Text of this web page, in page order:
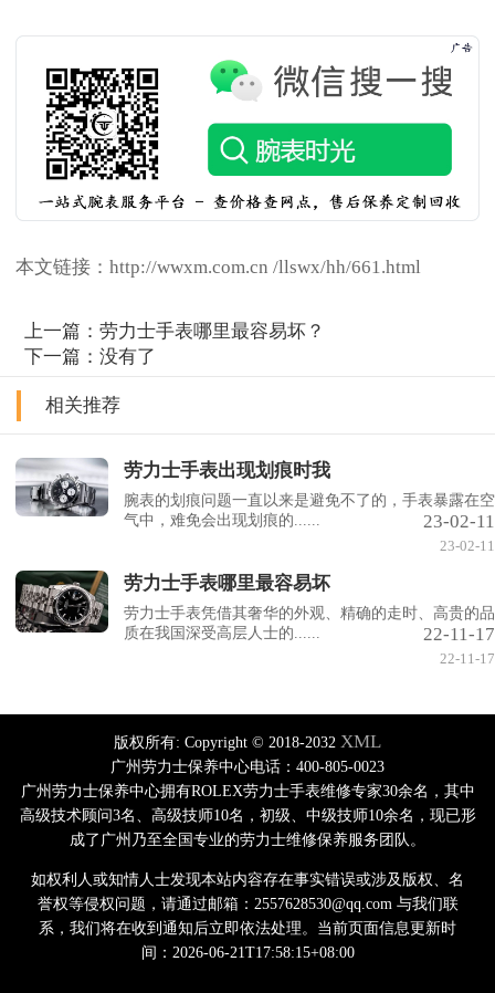
本文链接：http://wwxm.com.cn /llswx/hh/661.html
上一篇：劳力士手表哪里最容易坏？
下一篇：没有了
相关推荐
劳力士手表出现划痕时我
腕表的划痕问题一直以来是避免不了的，手表暴露在空
气中，难免会出现划痕的......
23-02-11
23-02-11
劳力士手表哪里最容易坏
劳力士手表凭借其奢华的外观、精确的走时、高贵的品
质在我国深受高层人士的......
22-11-17
22-11-17
版权所有: Copyright © 2018-2032 XML
广州劳力士保养中心电话：400-805-0023
广州劳力士保养中心拥有ROLEX劳力士手表维修专家30余名，其中
高级技术顾问3名、高级技师10名，初级、中级技师10余名，现已形
成了广州乃至全国专业的劳力士维修保养服务团队。
如权利人或知情人士发现本站内容存在事实错误或涉及版权、名
誉权等侵权问题，请通过邮箱：2557628530@qq.com 与我们联
系，我们将在收到通知后立即依法处理。当前页面信息更新时
间：2026-06-21T17:58:15+08:00